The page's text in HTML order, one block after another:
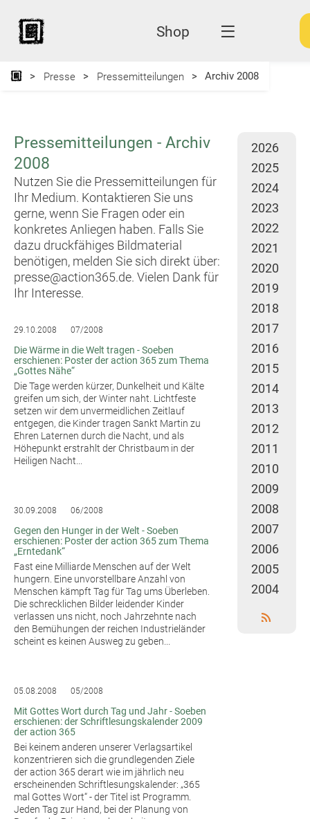
Shop
Presse Pressemitteilungen Archiv 2008
2026
2025
2024
2023
2022
2021
2020
2019
2018
2017
2016
2015
2014
2013
2012
2011
2010
2009
2008
2007
2006
2005
2004
Pressemitteilungen - Archiv
2008
Nutzen Sie die Pressemitteilungen für
Ihr Medium. Kontaktieren Sie uns
gerne, wenn Sie Fragen oder ein
konkretes Anliegen haben. Falls Sie
dazu druckfähiges Bildmaterial
benötigen, melden Sie sich direkt über:
presse@action365.de. Vielen Dank für
Ihr Interesse.
29.10.2008 07/2008
Die Wärme in die Welt tragen - Soeben
erschienen: Poster der action 365 zum Thema
„Gottes Nähe“
Die Tage werden kürzer, Dunkelheit und Kälte
greifen um sich, der Winter naht. Lichtfeste
setzen wir dem unvermeidlichen Zeitlauf
entgegen, die Kinder tragen Sankt Martin zu
Ehren Laternen durch die Nacht, und als
Höhepunkt erstrahlt der Christbaum in der
Heiligen Nacht...
30.09.2008 06/2008
Gegen den Hunger in der Welt - Soeben
erschienen: Poster der action 365 zum Thema
„Erntedank“
Fast eine Milliarde Menschen auf der Welt
hungern. Eine unvorstellbare Anzahl von
Menschen kämpft Tag für Tag ums Überleben.
Die schrecklichen Bilder leidender Kinder
verlassen uns nicht, noch Jahrzehnte nach
den Bemühungen der reichen Industrieländer
scheint es keinen Ausweg zu geben...
05.08.2008 05/2008
Mit Gottes Wort durch Tag und Jahr - Soeben
erschienen: der Schriftlesungskalender 2009
der action 365
Bei keinem anderen unserer Verlagsartikel
konzentrieren sich die grundlegenden Ziele
der action 365 derart wie im jährlich neu
erscheinenden Schriftlesungskalender: „365
mal Gottes Wort“ - der Titel ist Programm.
Jeden Tag zur Hand, bei der Planung von